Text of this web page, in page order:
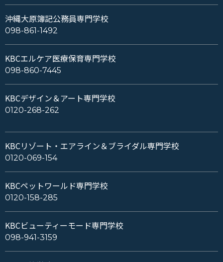
沖縄大原簿記公務員専門学校
098-861-1492
KBCエルケア医療保育専門学校
098-860-7445
KBCデザイン＆アート専門学校
0120-268-262
KBCリゾート・エアライン＆ブライダル専門学校
0120-069-154
KBCペットワールド専門学校
0120-158-285
KBCビューティーモード専門学校
098-941-3159